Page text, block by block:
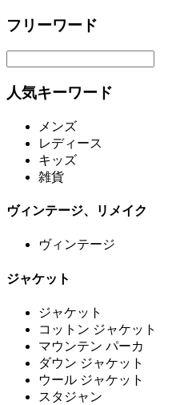
フリーワード
人気キーワード
メンズ
レディース
キッズ
雑貨
ヴィンテージ、リメイク
ヴィンテージ
ジャケット
ジャケット
コットン ジャケット
マウンテン パーカ
ダウン ジャケット
ウール ジャケット
スタジャン